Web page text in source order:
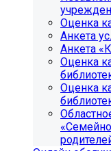
Оценка
Анкета
Анкета
Oценка
Oценка